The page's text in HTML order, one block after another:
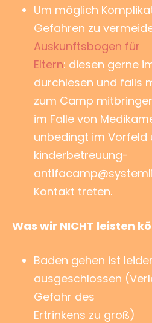
Um möglich
Gefahren zu
Auskunftsbogen für
Eltern: diesen gerne
durchlesen und falls
zum Camp
im Falle von
unbedingt im Vorfeld
kinderbetreuung-
Kontakt treten.
Was wir NICHT leisten
Baden gehen ist
ausgeschlossen
Gefahr des
Ertrinkens zu groß)